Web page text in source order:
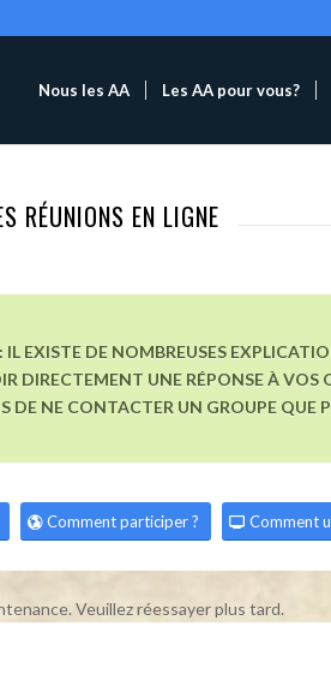
Nous les AA Les AA pour vous?
RÉUNIONS EN LIGNE
EXISTE DE NOMBREUSES
DIRECTEMENT UNE RÉPONSE À VOS
DE NE CONTACTER UN GROUPE QUE
Comment participer ? Comment
Veuillez réessayer plus tard.